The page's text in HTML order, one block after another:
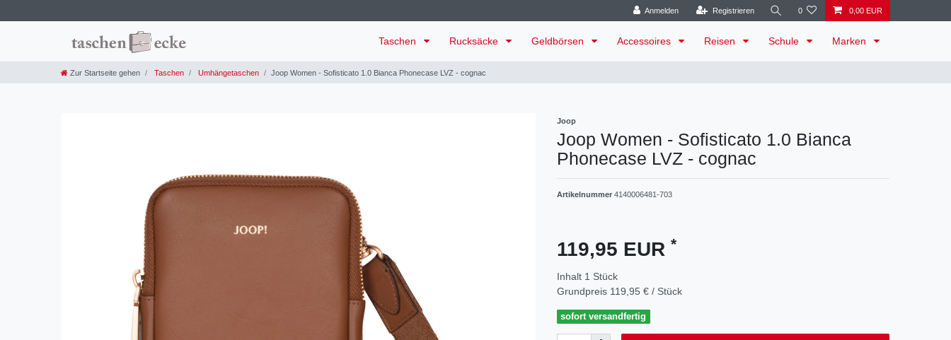
Anmelden Registrieren 0 0,00 EUR
Taschen Rucksäcke Geldbörsen Accessoires Reisen Schule Marken
Zur Startseite gehen Taschen Umhängetaschen Joop Women - Sofisticato 1.0 Bianca Phonecase LVZ - cognac
Joop
Joop Women - Sofisticato 1.0 Bianca
Phonecase LVZ - cognac
Artikelnummer 4140006481-703
119,95 EUR *
Inhalt 1 Stück
Grundpreis 119,95 € / Stück
sofort versandfertig